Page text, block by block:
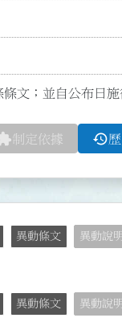
條文；並自公布日施
制定依據 history
異動條文 異動說明
異動條文 異動說明